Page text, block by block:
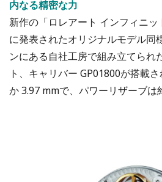
内なる精密な力
新作の「ロレアート インフィニ
に発表されたオリジナルモデル同
ンにある自社工房で組み立てられ
ト、キャリバー GP01800が搭載
か 3.97 mmで、パワーリザーブは